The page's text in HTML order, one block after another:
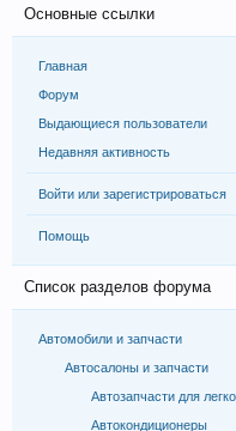
Основные ссылки
Главная
Форум
Выдающиеся пользователи
Недавняя активность
Войти или зарегистрироваться
Помощь
Список разделов форума
Автомобили и запчасти
Автосалоны и запчасти
Автозапчасти для
Автокондиционеры